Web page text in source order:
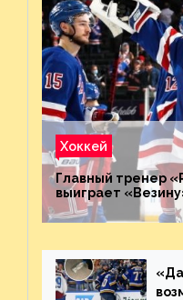
Хоккей
Главный тренер
выиграет
невероятен